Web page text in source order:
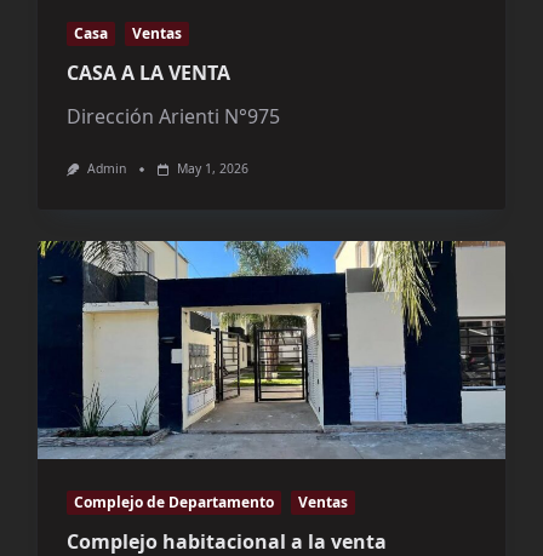
Casa Ventas
CASA A LA VENTA
Dirección Arienti N°975
Admin May 1, 2026
Complejo de Departamento Ventas
Complejo habitacional a la venta